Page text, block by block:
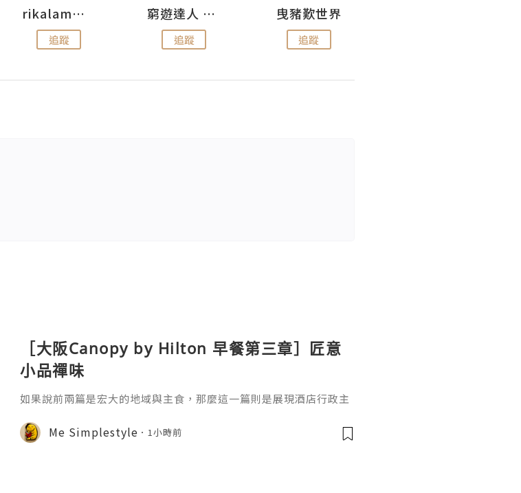
rikalammm
追蹤
窮遊達人 Mr.TravelGenius
追蹤
曳豬歎世界
追蹤
［大阪Canopy by Hilton 早餐第三章］匠意
小品禪味
如果說前兩篇是宏大的地域與主食，那麼這一篇則是展現酒店行政主
司，是極其講究時間與溫度的科學。日式的「溫泉卵」利用蛋白與蛋
黃凝固溫度不同——在恆溫 60-65℃ 的環境中慢煮 30-50 分鐘，鎖住
Me Simplestyle 1小時前